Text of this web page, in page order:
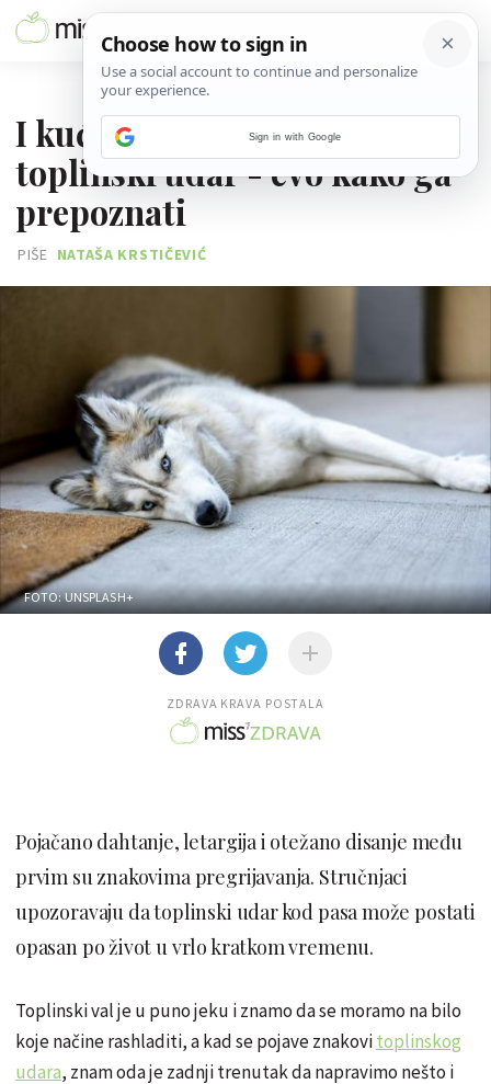
I kućni ljubimci mogu imati
toplinski udar - evo kako ga
prepoznati
PIŠE NATAŠA KRSTIČEVIĆ
FOTO: UNSPLASH+
ZDRAVA KRAVA POSTALA
Pojačano dahtanje, letargija i otežano disanje među
prvim su znakovima pregrijavanja. Stručnjaci
upozoravaju da toplinski udar kod pasa može postati
opasan po život u vrlo kratkom vremenu.
Toplinski val je u puno jeku i znamo da se moramo na bilo
koje načine rashladiti, a kad se pojave znakovitoplinskog
udara, znam oda je zadnji trenutak da napravimo nešto i
Sign in with Google